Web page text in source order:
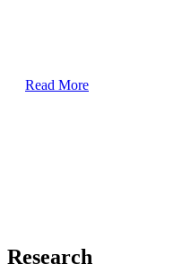
Read More
Research